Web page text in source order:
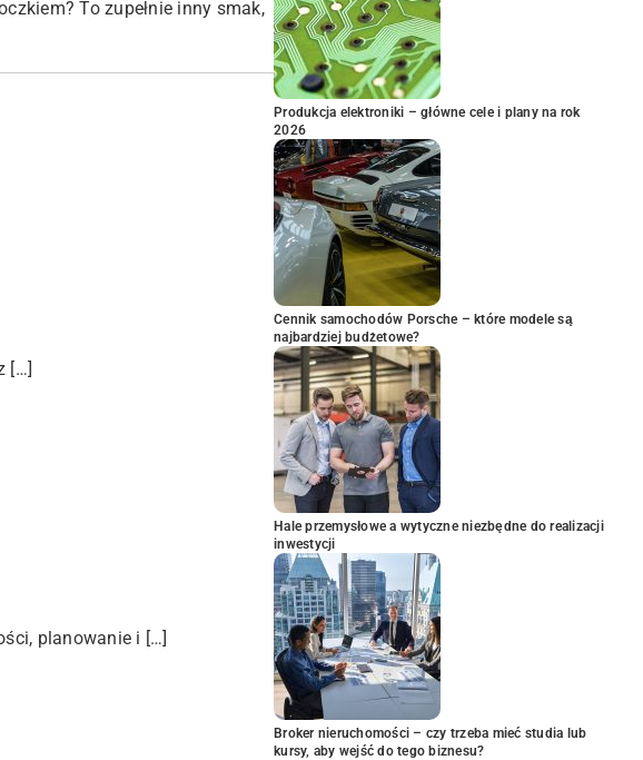
? To zupełnie inny smak,
[…]
planowanie i […]
Produkcja elektroniki – główne cele i plany na rok
2026
Cennik samochodów Porsche – które modele są
najbardziej budżetowe?
Hale przemysłowe a wytyczne niezbędne do realizacji
inwestycji
Broker nieruchomości – czy trzeba mieć studia lub
kursy, aby wejść do tego biznesu?